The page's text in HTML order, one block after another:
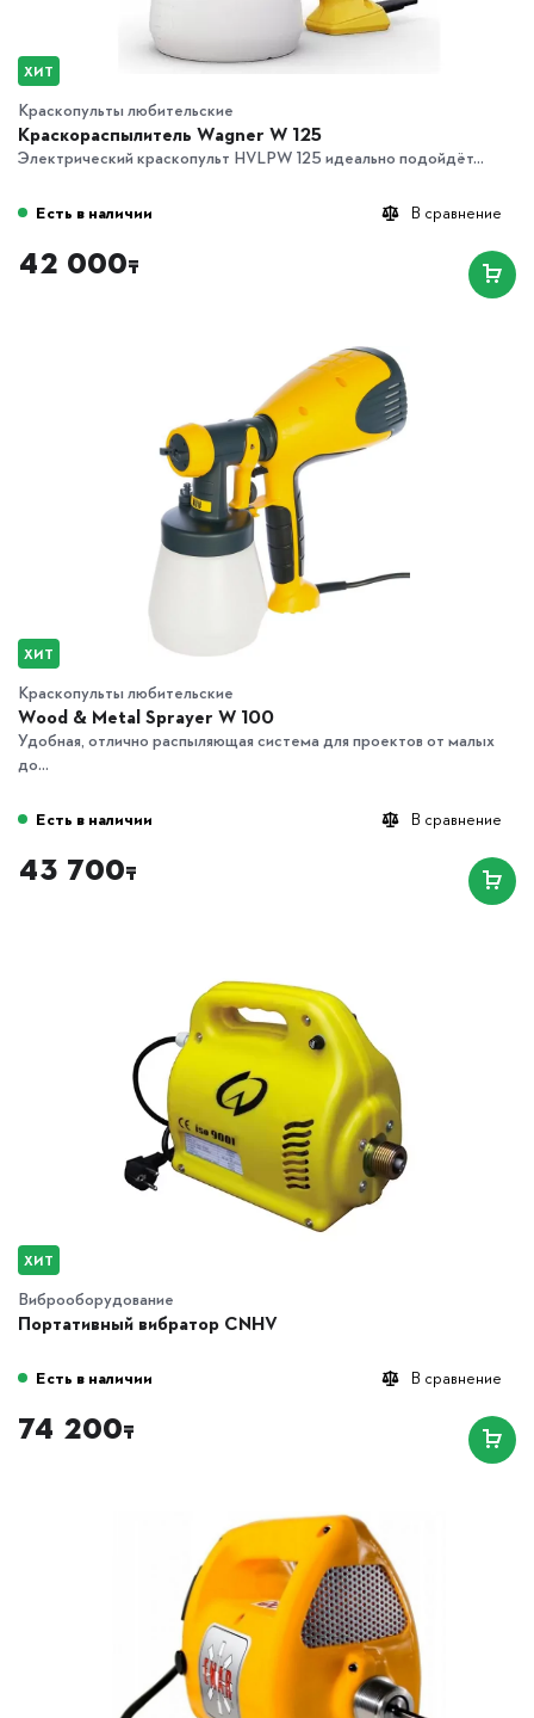
ХИТ
Краскопульты любительские
Краскораспылитель Wagner W 125
Электрический краскопульт HVLPW 125 идеально подойдёт...
В сравнение
Есть в наличии
42 000₸
ХИТ
Краскопульты любительские
Wood & Metal Sprayer W 100
Удобная, отлично распыляющая система для проектов от малых
до...
В сравнение
Есть в наличии
43 700₸
ХИТ
Виброоборудование
Портативный вибратор CNHV
В сравнение
Есть в наличии
74 200₸